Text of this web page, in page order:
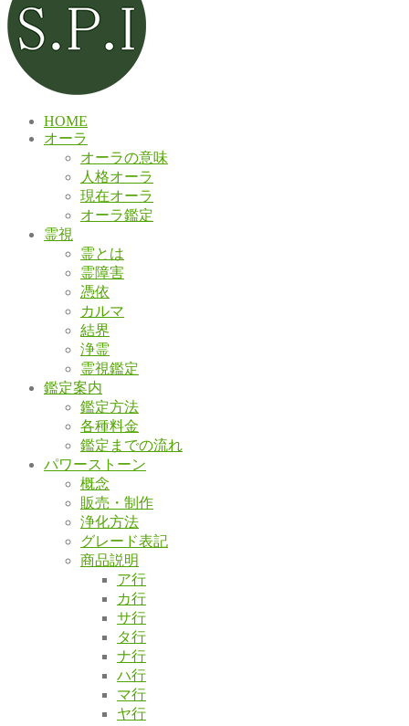
HOME
オーラ
オーラの意味
人格オーラ
現在オーラ
オーラ鑑定
霊視
霊とは
霊障害
憑依
カルマ
結界
浄霊
霊視鑑定
鑑定案内
鑑定方法
各種料金
鑑定までの流れ
パワーストーン
概念
販売・制作
浄化方法
グレード表記
商品説明
ア行
カ行
サ行
タ行
ナ行
ハ行
マ行
ヤ行